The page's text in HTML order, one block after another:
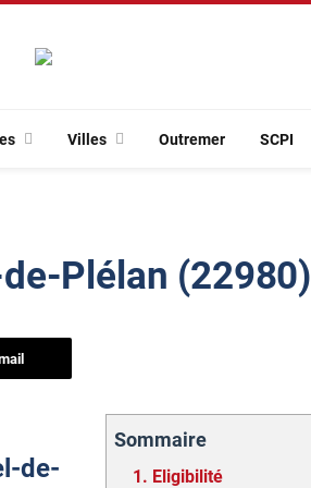
Villes Outremer SCPI
Plélan (22980)
Sommaire
1. Eligibilité
de-